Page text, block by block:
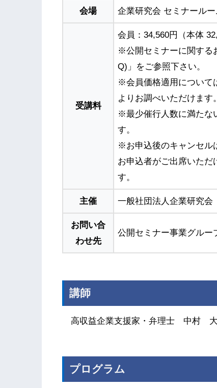
会場 企業研究会 セミナールー
受講料
会員：34,560円（本体
※公開セミナーに関する
Q)」をご参照下さい。
※会員価格適用について
よりお調べいただけます。
※最少催行人数に満たな
す。
※お申込後のキャンセル
お申込者がご出席いただ
す。
主催 一般社団法人企業研究会
お問い合
わせ先
公開セミナー事業グルー
講師
高収益企業支援家・弁理士 中村 大
プログラム